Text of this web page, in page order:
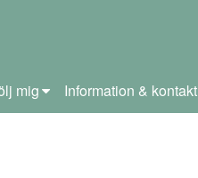
mig Information & kontakt